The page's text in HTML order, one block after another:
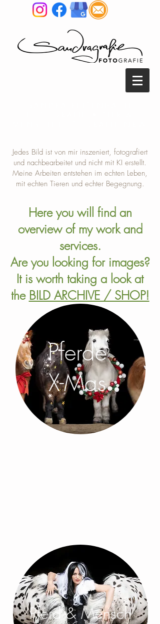
Jedes Bild ist von mir inszeniert, fotografiert
und nachbearbeitet und nicht mit KI erstellt.
Meine Arbeiten entstehen im echten Leben,
mit echten Tieren und echter Begegnung.
Here you will find an
overview of my work and
services.
Are you looking for images?
It is worth taking a look at
the BILD ARCHIVE / SHOP!
Pferde
X-Mas
Pferd & Mensch